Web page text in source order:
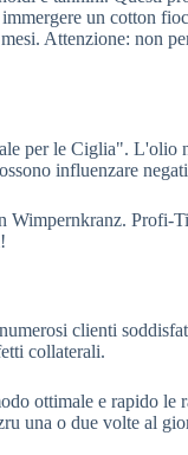
un cotton
Attenzione: non
per le Ciglia".
influenzare
Wimpernkranz. Profi-
clienti
collaterali.
ottimale e rapido
una o due volte al